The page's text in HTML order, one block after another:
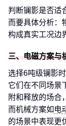
判断镧影是否适
而要具体分析：
构成真实工况边
三、电磁方案与
选择6吨级镧影
它们在不同场景
附和释放的场合
而机械方案如 电
的场景中表现更